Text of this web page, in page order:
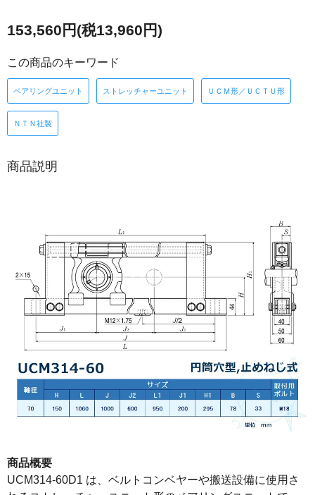
153,560円(税13,960円)
この商品のキーワード
ベアリングユニット ストレッチャーユニット ＵＣＭ形／ＵＣＴＵ形
ＮＴＮ社製
商品説明
商品概要
UCM314-60D1 は、ベルトコンベヤーや搬送設備に使用さ